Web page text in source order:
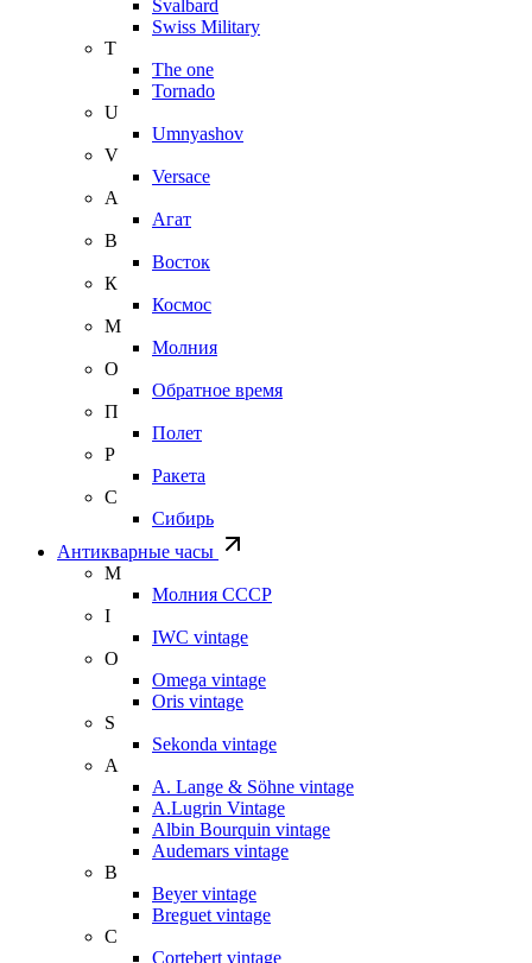
Svalbard
Swiss Military
T
The one
Tornado
U
Umnyashov
V
Versace
А
Агат
В
Восток
К
Космос
М
Молния
О
Обратное время
П
Полет
Р
Ракета
С
Сибирь
Антикварные часы
М
Молния СССР
I
IWC vintage
O
Omega vintage
Oris vintage
S
Sekonda vintage
A
A. Lange & Söhne vintage
A.Lugrin Vintage
Albin Bourquin vintage
Audemars vintage
B
Beyer vintage
Breguet vintage
C
Cortebert vintage